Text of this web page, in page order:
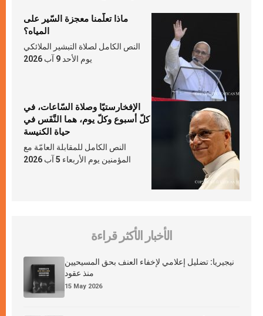
ماذا تعلّمنا معجزة السّير على
المياه؟
النص الكامل لصلاة التبشير الملائكي
يوم الأحد 9 آب 2026
الإفخارستيّا وصلاة السّاعات، في
كلّ أسبوع وكلّ يوم، هما النَّفَس في
حياة الكنيسة
النص الكامل للمقابلة العامّة مع
المؤمنين يوم الأربعاء 5 آب 2026
الأخبار الأكثر قراءة
نيجيريا: تضليل إعلامي لإخفاء العنف بحق المسيحيين
منذ عقود
15 May 2026